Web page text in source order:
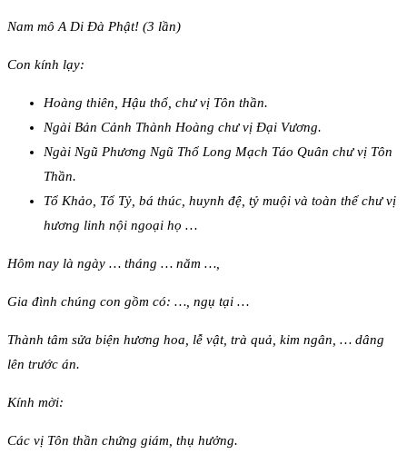
Nam mô A Di Đà Phật! (3 lần)
Con kính lạy:
Hoàng thiên, Hậu thổ, chư vị Tôn thần.
Ngài Bản Cảnh Thành Hoàng chư vị Đại Vương.
Ngài Ngũ Phương Ngũ Thổ Long Mạch Táo Quân chư vị Tôn
Thần.
Tổ Khảo, Tổ Tỷ, bá thúc, huynh đệ, tỷ muội và toàn thể chư vị
hương linh nội ngoại họ …
Hôm nay là ngày … tháng … năm …,
Gia đình chúng con gồm có: …, ngụ tại …
Thành tâm sửa biện hương hoa, lễ vật, trà quả, kim ngân, … dâng
lên trước án.
Kính mời:
Các vị Tôn thần chứng giám, thụ hưởng.